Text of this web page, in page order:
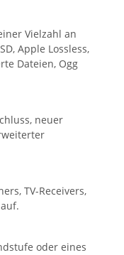
Vielzahl an
Apple Lossless,
Dateien, Ogg
neuer
TV-Receivers,
oder eines